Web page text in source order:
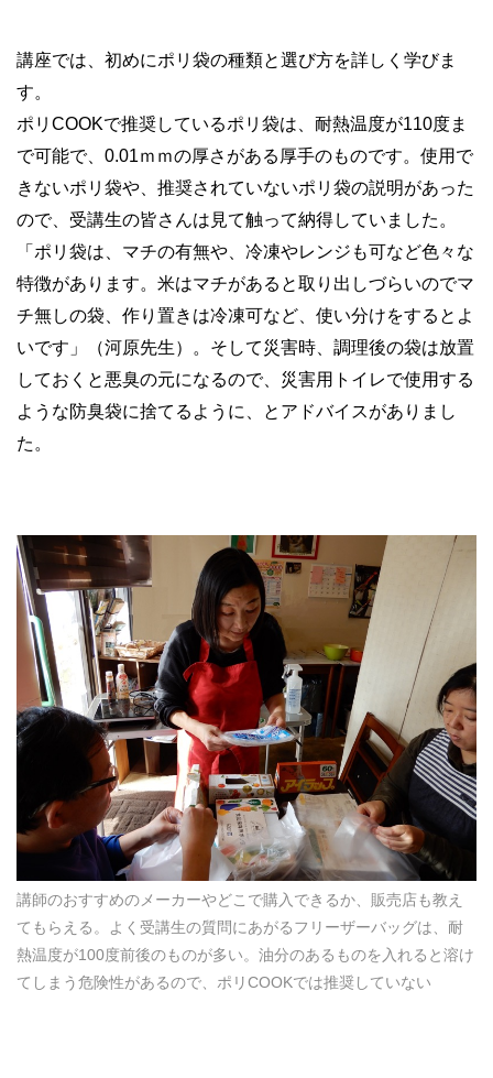
講座では、初めにポリ袋の種類と選び方を詳しく学びま
す。
ポリCOOKで推奨しているポリ袋は、耐熱温度が110度ま
で可能で、0.01ｍｍの厚さがある厚手のものです。使用で
きないポリ袋や、推奨されていないポリ袋の説明があった
ので、受講生の皆さんは見て触って納得していました。
「ポリ袋は、マチの有無や、冷凍やレンジも可など色々な
特徴があります。米はマチがあると取り出しづらいのでマ
チ無しの袋、作り置きは冷凍可など、使い分けをするとよ
いです」（河原先生）。そして災害時、調理後の袋は放置
しておくと悪臭の元になるので、災害用トイレで使用する
ような防臭袋に捨てるように、とアドバイスがありまし
た。
講師のおすすめのメーカーやどこで購入できるか、販売店も教え
てもらえる。よく受講生の質問にあがるフリーザーバッグは、耐
熱温度が100度前後のものが多い。油分のあるものを入れると溶け
てしまう危険性があるので、ポリCOOKでは推奨していない